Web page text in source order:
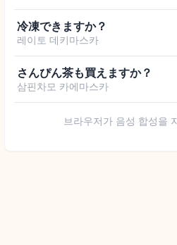
冷凍できますか？
레이토 데키마스카
さんぴん茶も買えますか？
삼핀차모 카에마스카
브라우저가 음성 합성을